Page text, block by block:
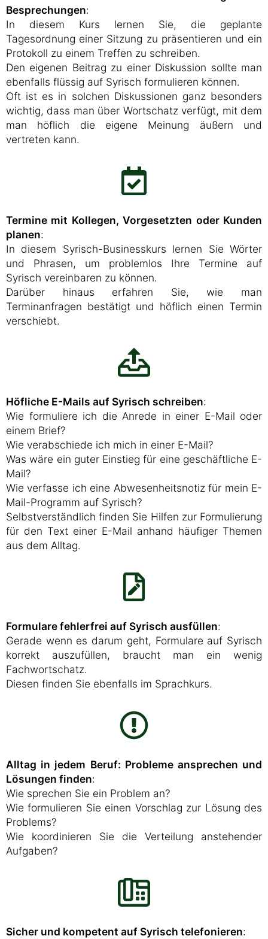
Besprechungen:
In diesem Kurs lernen Sie, die geplante
Tagesordnung einer Sitzung zu präsentieren und ein
Protokoll zu einem Treffen zu schreiben.
Den eigenen Beitrag zu einer Diskussion sollte man
ebenfalls flüssig auf Syrisch formulieren können.
Oft ist es in solchen Diskussionen ganz besonders
wichtig, dass man über Wortschatz verfügt, mit dem
man höflich die eigene Meinung äußern und
vertreten kann.
Termine mit Kollegen, Vorgesetzten oder Kunden
planen:
In diesem Syrisch-Businesskurs lernen Sie Wörter
und Phrasen, um problemlos Ihre Termine auf
Syrisch vereinbaren zu können.
Darüber hinaus erfahren Sie, wie man
Terminanfragen bestätigt und höflich einen Termin
verschiebt.
Höfliche E-Mails auf Syrisch schreiben:
Wie formuliere ich die Anrede in einer E-Mail oder
einem Brief?
Wie verabschiede ich mich in einer E-Mail?
Was wäre ein guter Einstieg für eine geschäftliche E-
Mail?
Wie verfasse ich eine Abwesenheitsnotiz für mein E-
Mail-Programm auf Syrisch?
Selbstverständlich finden Sie Hilfen zur Formulierung
für den Text einer E-Mail anhand häufiger Themen
aus dem Alltag.
Formulare fehlerfrei auf Syrisch ausfüllen:
Gerade wenn es darum geht, Formulare auf Syrisch
korrekt auszufüllen, braucht man ein wenig
Fachwortschatz.
Diesen finden Sie ebenfalls im Sprachkurs.
Alltag in jedem Beruf: Probleme ansprechen und
Lösungen finden:
Wie sprechen Sie ein Problem an?
Wie formulieren Sie einen Vorschlag zur Lösung des
Problems?
Wie koordinieren Sie die Verteilung anstehender
Aufgaben?
Sicher und kompetent auf Syrisch telefonieren: